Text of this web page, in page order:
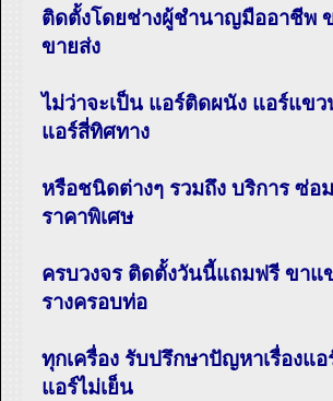
ติดตั้งโดยช่างผู้ชำนาญมืออาชีพ
ขายส่ง
ไม่ว่าจะเป็น แอร์ติดผนัง แอร์แข
แอร์สี่ทิศทาง
หรือชนิดต่างๆ รวมถึง บริการ ซ่อ
ราคาพิเศษ
ครบวงจร ติดตั้งวันนี้แถมฟรี ขาแ
รางครอบท่อ
ทุกเครื่อง รับปรึกษาปัญหาเรื่องแอ
แอร์ไม่เย็น